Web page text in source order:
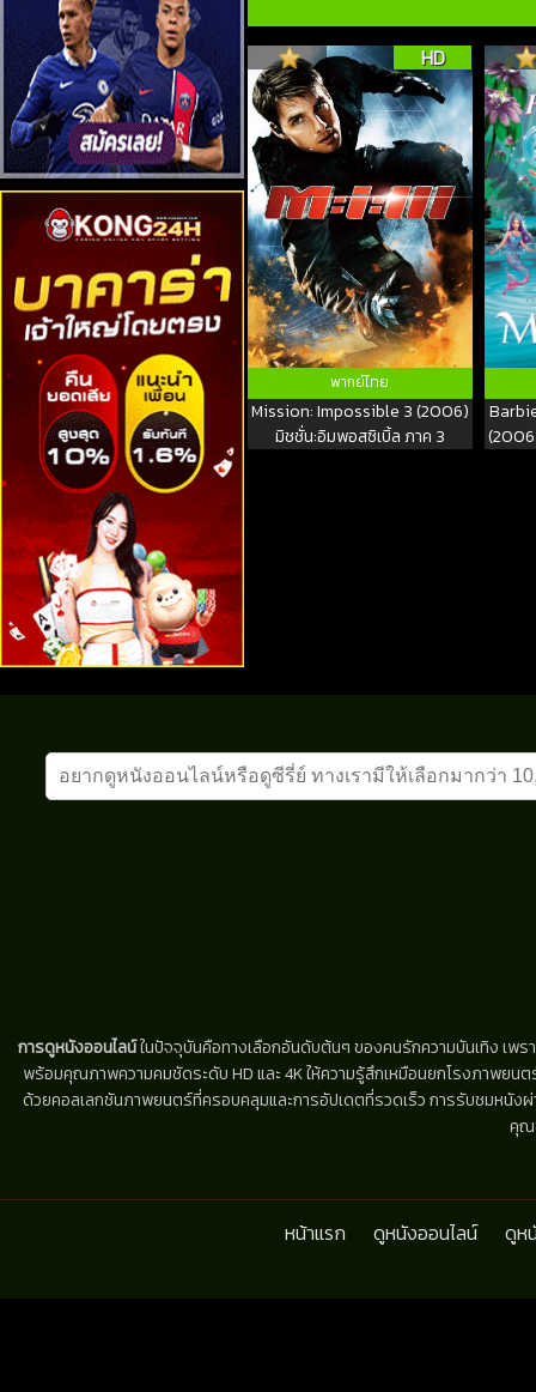
HD
พากย์ไทย
Mission: Impossible 3 (2006)
มิชชั่น:อิมพอสซิเบิ้ล ภาค 3
การดูหนังออนไลน์ในปัจจุบันคือทางเลือกอันดับต้นๆ ของคนรักความบันเทิง เพร
พร้อมคุณภาพความคมชัดระดับ HD และ 4K ให้ความรู้สึกเหมือนยกโรงภาพยน
ด้วยคอลเลกชันภาพยนตร์ที่ครอบคลุมและการอัปเดตที่รวดเร็ว การรับชมหนัง
คุณ
หน้าแรก ดูหนังออนไลน์ ดูห